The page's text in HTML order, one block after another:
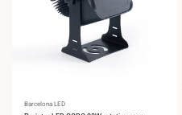
Fornecedor:
Barcelona LED